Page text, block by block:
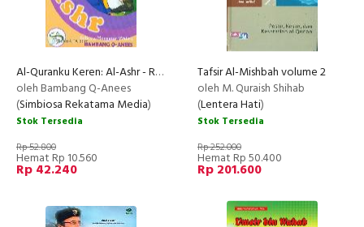
Al-Quranku Keren: Al-Ashr - Rahasia Mengatur Waktu
oleh Bambang Q-Anees
(Simbiosa Rekatama Media)
Stok Tersedia
Rp 52.800
Hemat Rp 10.560
Rp 42.240
Tafsir Al-Mishbah volume 2
oleh M. Quraish Shihab
(Lentera Hati)
Stok Tersedia
Rp 252.000
Hemat Rp 50.400
Rp 201.600